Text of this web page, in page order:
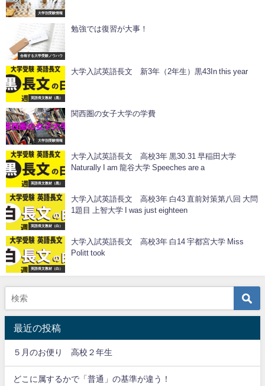
大学別受験情報
合格する大学受験ノウハウ
勉強では復習が大事！
英語長文教材（黒）
大学入試英語長文 新3年（2年生）黒43In this year
大学別受験情報
関西圏の女子大学の学費
英語長文教材（黒）
大学入試英語長文 高校3年 黒30.31 早稲田大学
Naturally I am 龍谷大学 Speeches are a
英語長文教材（白）
大学入試英語長文 高校3年 白43 直前対策第八回 大問
1題目 上智大学 I was just eighteen
英語長文教材（白）
大学入試英語長文 高校3年 白14 宇都宮大学 Miss
Politt took
最近の投稿
５月のお便り 高校２年生
どこに属するかで「普通」の基準が違う！